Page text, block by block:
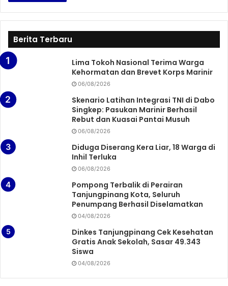
Berita Terbaru
Lima Tokoh Nasional Terima Warga
Kehormatan dan Brevet Korps Marinir
06/08/2026
Skenario Latihan Integrasi TNI di Dabo
Singkep: Pasukan Marinir Berhasil
Rebut dan Kuasai Pantai Musuh
06/08/2026
Diduga Diserang Kera Liar, 18 Warga di
Inhil Terluka
06/08/2026
Pompong Terbalik di Perairan
Tanjungpinang Kota, Seluruh
Penumpang Berhasil Diselamatkan
04/08/2026
Dinkes Tanjungpinang Cek Kesehatan
Gratis Anak Sekolah, Sasar 49.343
Siswa
04/08/2026